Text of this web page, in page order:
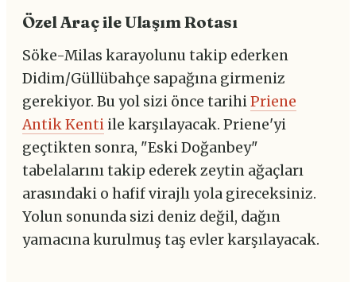
Özel Araç ile Ulaşım Rotası
Söke-Milas karayolunu takip ederken
Didim/Güllübahçe sapağına girmeniz
gerekiyor. Bu yol sizi önce tarihiPriene
Antik Kenti ile karşılayacak. Priene'yi
geçtikten sonra, "Eski Doğanbey"
tabelalarını takip ederek zeytin ağaçları
arasındaki o hafif virajlı yola gireceksiniz.
Yolun sonunda sizi deniz değil, dağın
yamacına kurulmuş taş evler karşılayacak.